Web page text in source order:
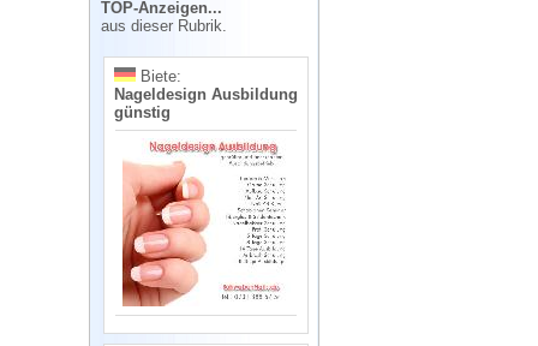
TOP-Anzeigen...
aus dieser Rubrik.
Biete:
Nageldesign Ausbildung
günstig